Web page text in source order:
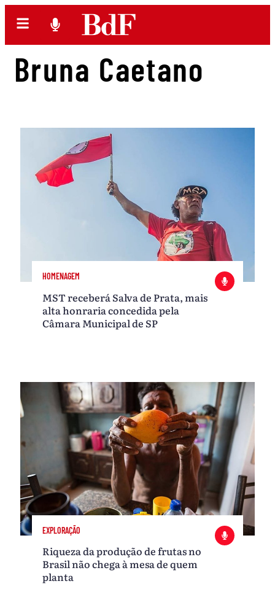
Bruna Caetano
HOMENAGEM
MST receberá Salva de Prata, mais
alta honraria concedida pela
Câmara Municipal de SP
EXPLORAÇÃO
Riqueza da produção de frutas no
Brasil não chega à mesa de quem
planta